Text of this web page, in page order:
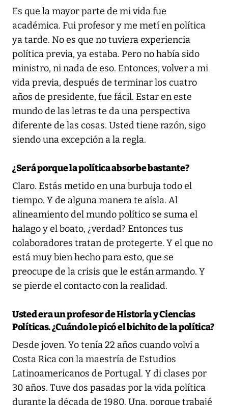
Es que la mayor parte de mi vida fue
académica. Fui profesor y me metí en política
ya tarde. No es que no tuviera experiencia
política previa, ya estaba. Pero no había sido
ministro, ni nada de eso. Entonces, volver a mi
vida previa, después de terminar los cuatro
años de presidente, fue fácil. Estar en este
mundo de las letras te da una perspectiva
diferente de las cosas. Usted tiene razón, sigo
siendo una excepción a la regla.
¿Será porque la política absorbe bastante?
Claro. Estás metido en una burbuja todo el
tiempo. Y de alguna manera te aísla. Al
alineamiento del mundo político se suma el
halago y el boato, ¿verdad? Entonces tus
colaboradores tratan de protegerte. Y el que no
está muy bien hecho para esto, que se
preocupe de la crisis que le están armando. Y
se pierde el contacto con la realidad.
Usted era un profesor de Historia y Ciencias
Políticas. ¿Cuándo le picó el bichito de la política?
Desde joven. Yo tenía 22 años cuando volví a
Costa Rica con la maestría de Estudios
Latinoamericanos de Portugal. Y di clases por
30 años. Tuve dos pasadas por la vida política
durante la década de 1980. Una, porque trabajé